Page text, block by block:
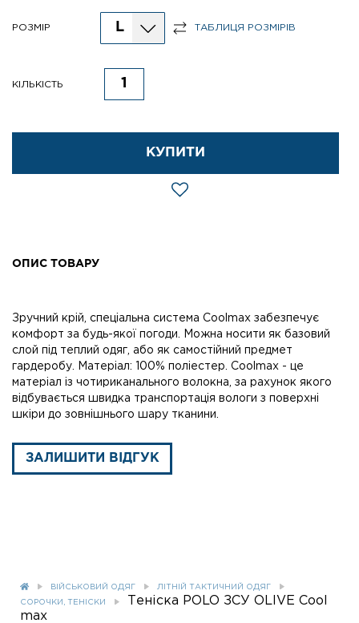
РОЗМІР L ТАБЛИЦЯ РОЗМІРІВ
КІЛЬКІСТЬ
КУПИТИ
ОПИС ТОВАРУ
Зручний крій, спеціальна система Coolmax забезпечує
комфорт за будь-якої погоди. Можна носити як базовий
слой під теплий одяг, або як самостійний предмет
гардеробу. Матеріал: 100% поліестер. Coolmax - це
матеріал із чотириканального волокна, за рахунок якого
відбувається швидка транспортація вологи з поверхні
шкіри до зовнішнього шару тканини.
ЗАЛИШИТИ ВІДГУК
ВІЙСЬКОВИЙ ОДЯГ ЛІТНІЙ ТАКТИЧНИЙ ОДЯГ
СОРОЧКИ, ТЕНІСКИ
Теніска POLO ЗСУ OLIVE Cool
max